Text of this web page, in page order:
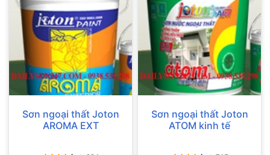
Sơn ngoại thất Joton
AROMA EXT
Sơn ngoại thất Joton
ATOM kinh tế